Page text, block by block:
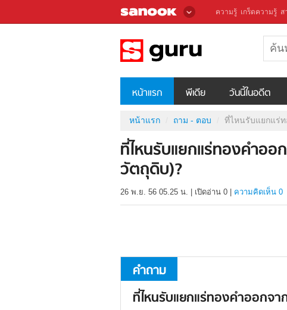
ความรู้ เกร็ดความรู้ ส
หน้าแรก พีเดีย วันนี้ในอดีต
หน้าแรก ถาม - ตอบ ที่ไหนรับแยกแร่
ที่ไหนรับแยกแร่ทองคำอ
วัตถุดิบ)?
26 พ.ย. 56 05.25 น. เปิดอ่าน 0 ความคิดเห็น 0
คำถาม
ที่ไหนรับแยกแร่ทองคำออกจ